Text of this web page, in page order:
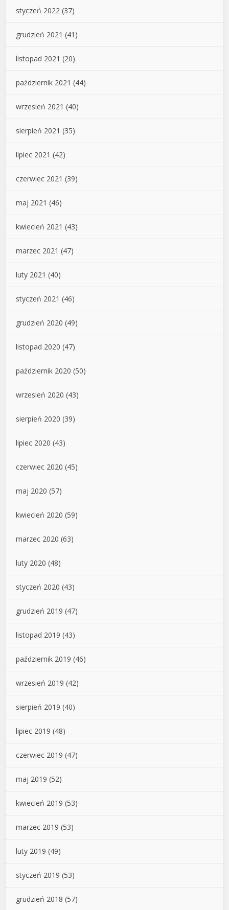
styczeń 2022 (37)
grudzień 2021 (41)
listopad 2021 (20)
październik 2021 (44)
wrzesień 2021 (40)
sierpień 2021 (35)
lipiec 2021 (42)
czerwiec 2021 (39)
maj 2021 (46)
kwiecień 2021 (43)
marzec 2021 (47)
luty 2021 (40)
styczeń 2021 (46)
grudzień 2020 (49)
listopad 2020 (47)
październik 2020 (50)
wrzesień 2020 (43)
sierpień 2020 (39)
lipiec 2020 (43)
czerwiec 2020 (45)
maj 2020 (57)
kwiecień 2020 (59)
marzec 2020 (63)
luty 2020 (48)
styczeń 2020 (43)
grudzień 2019 (47)
listopad 2019 (43)
październik 2019 (46)
wrzesień 2019 (42)
sierpień 2019 (40)
lipiec 2019 (48)
czerwiec 2019 (47)
maj 2019 (52)
kwiecień 2019 (53)
marzec 2019 (53)
luty 2019 (49)
styczeń 2019 (53)
grudzień 2018 (57)